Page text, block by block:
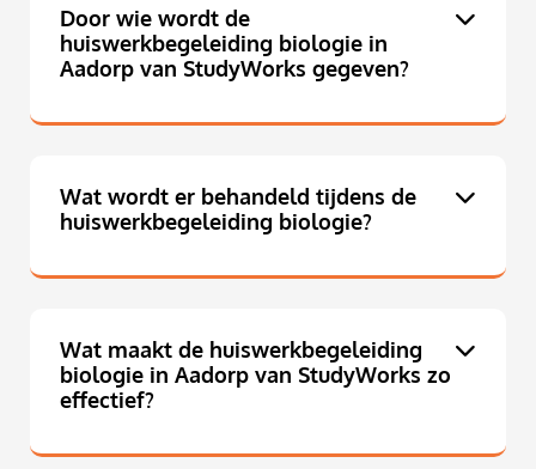
Door wie wordt de
huiswerkbegeleiding biologie in
Aadorp van StudyWorks gegeven?
Wat wordt er behandeld tijdens de
huiswerkbegeleiding biologie?
Wat maakt de huiswerkbegeleiding
biologie in Aadorp van StudyWorks zo
effectief?